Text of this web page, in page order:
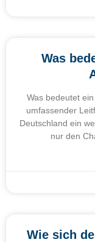
Was
Was bedeutet
umfassender
Deutschland ein
nur den
Wie sich